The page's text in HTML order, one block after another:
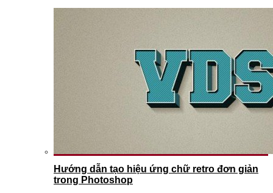
Hướng dẫn tạo hiệu ứng chữ retro đơn giản
trong Photoshop